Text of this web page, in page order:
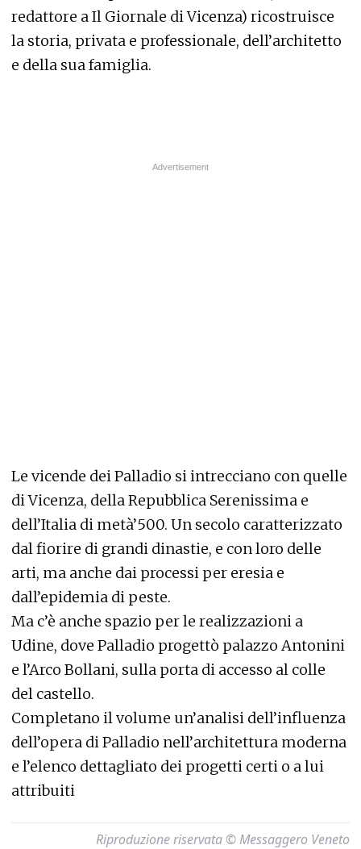
redattore a Il Giornale di Vicenza) ricostruisce
la storia, privata e professionale, dell’architetto
e della sua famiglia.
Le vicende dei Palladio si intrecciano con quelle
di Vicenza, della Repubblica Serenissima e
dell’Italia di metà’500. Un secolo caratterizzato
dal fiorire di grandi dinastie, e con loro delle
arti, ma anche dai processi per eresia e
dall’epidemia di peste.
Ma c’è anche spazio per le realizzazioni a
Udine, dove Palladio progettò palazzo Antonini
e l’Arco Bollani, sulla porta di accesso al colle
del castello.
Completano il volume un’analisi dell’influenza
dell’opera di Palladio nell’architettura moderna
e l’elenco dettagliato dei progetti certi o a lui
attribuiti
Riproduzione riservata © Messaggero Veneto